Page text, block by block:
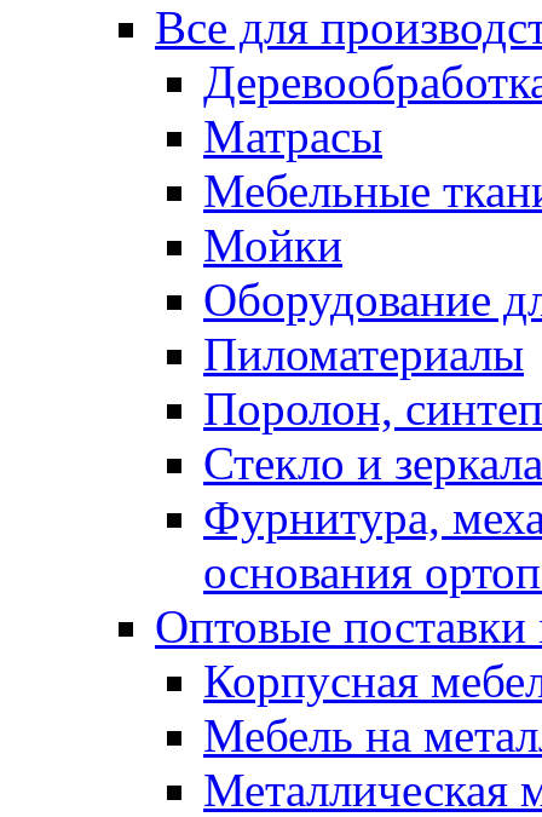
Все для
Матрасы
Мебельные
Мойки
Оборудование
Пиломатериалы
Поролон,
Стекло и зеркала
Фурнитура,
основания
Оптовые поставки
Корпусная
Мебель на
Металлическая